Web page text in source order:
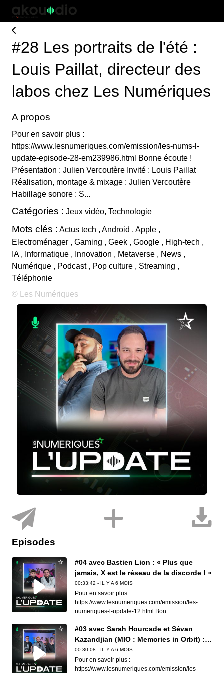
#28 Les portraits de l'été :
Louis Paillat, directeur des
labos chez Les Numériques
A propos
Pour en savoir plus :
https://www.lesnumeriques.com/emission/les-nums-l-
update-episode-28-em239986.html Bonne écoute !
Présentation : Julien Vercoutère Invité : Louis Paillat
Réalisation, montage & mixage : Julien Vercoutère
Habillage sonore : S...
Catégories : Jeux vidéo, Technologie
Mots clés : Actus tech , Android , Apple ,
Electroménager , Gaming , Geek , Google , High-tech ,
IA , Informatique , Innovation , Metaverse , News ,
Numérique , Podcast , Pop culture , Streaming ,
Téléphonie
© Les Numériques
Episodes
#04 avec Bastien Lion : « Plus que
jamais, X est le réseau de la discorde ! »
00:33:42 - IL Y A 6 MOIS
Pour en savoir plus :
https://www.lesnumeriques.com/emission/les-
numeriques-l-update-12.html Bon...
#03 avec Sarah Hourcade et Sévan
Kazandjian (MIO : Memories in Orbit) : «
Il a fallu montrer patte blanche pour le
portage sur la Switch 2. »
00:30:08 - IL Y A 6 MOIS
Pour en savoir plus :
https://www.lesnumeriques.com/emission/les-